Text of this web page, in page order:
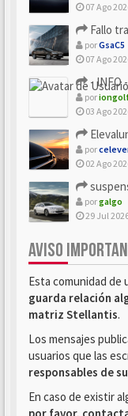
07 Ago
Fallo
porGsaC5
07 Ago
- INFO -
por
03 Ago
por
02 Ago
porgalgo
29 Jul
AVISO
Esta comunidad de
guarda relación
matriz Stellantis.
Los mensajes
usuarios que las
responsables de
En caso de existir